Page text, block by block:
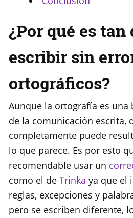
¿Por qué es
escribir sin
ortográficos?
Aunque la ortografía es una
de la comunicación escrita,
completamente puede
lo que parece. Es por esto
recomendable usar un
como el de Trinka ya que el
reglas, excepciones y
pero se escriben diferente,